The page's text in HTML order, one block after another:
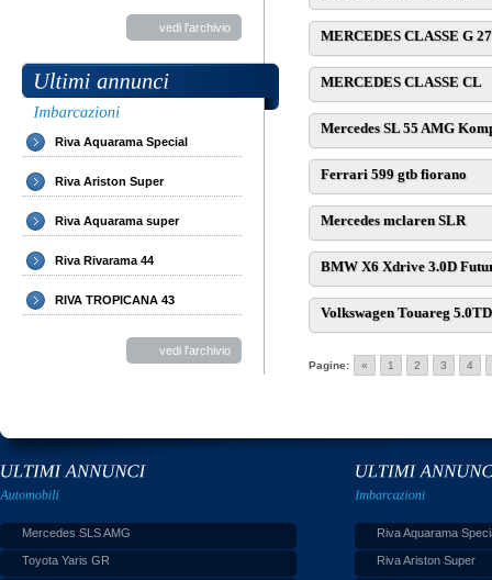
vedi l'archivio
Riva Aquarama Special
Riva Ariston Super
Riva Aquarama super
Riva Rivarama 44
RIVA TROPICANA 43
vedi l'archivio
MERCEDES CLASSE G
MERCEDES CLASSE CL
Mercedes SL 55 AMG
Ferrari 599 gtb fiorano
Mercedes mclaren SLR
BMW X6 Xdrive 3.0D
Volkswagen Touareg
Pagine: « 1 2 3 4
Mercedes SLS AMG
Toyota Yaris GR
Riva Aquarama
Riva Ariston Super